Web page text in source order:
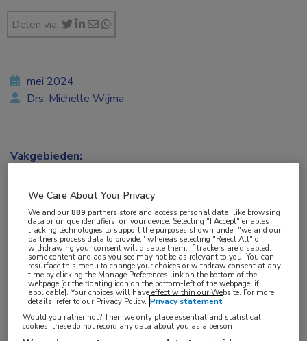
Delen via:
Het aantal actief geregistreerde orgaandonoren
mei 2024
Drs. Michelle Wijma
Vakgebieden:
Nefrologie
Aandachtsgebieden:
Niertransplantatie
Tags:
harttransplantatie,levertransplantatie,longtransplantatie
We Care About Your Privacy
We and our889 partners store and access personal data, like browsing
data or unique identifiers, on your device. Selecting "I Accept" enables
tracking technologies to support the purposes shown under "we and our
partners process data to provide," whereas selecting "Reject All" or
withdrawing your consent will disable them. If trackers are disabled,
some content and ads you see may not be as relevant to you. You can
resurface this menu to change your choices or withdraw consent at any
time by clicking the Manage Preferences link on the bottom of the
webpage [or the floating icon on the bottom-left of the webpage, if
applicable]. Your choices will have effect within our Website. For more
details, refer to our Privacy Policy. Privacy statement
Would you rather not? Then we only place essential and statistical
cookies, these do not record any data about you as a person